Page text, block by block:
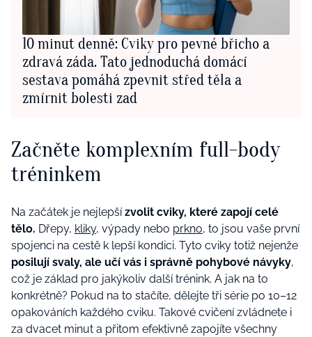
10 minut denně: Cviky pro pevné břicho a
zdravá záda. Tato jednoduchá domácí
sestava pomáhá zpevnit střed těla a
zmírnit bolesti zad
Začněte komplexním full-body
tréninkem
Na začátek je nejlepšízvolit cviky, které zapojí celé
tělo. Dřepy, kliky, výpady nebo prkno, to jsou vaše první
spojenci na cestě k lepší kondici. Tyto cviky totiž nejenže
posilují svaly, ale učí vás i správně pohybové návyky,
což je základ pro jakýkoliv další trénink. A jak na to
konkrétně? Pokud na to stačíte, dělejte tři série po 10–12
opakováních každého cviku. Takové cvičení zvládnete i
za dvacet minut a přitom efektivně zapojíte všechny